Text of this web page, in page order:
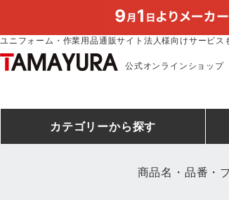
ユニフォーム・作業用品通販サイト法人様向けサービス
公式オンラインショップ
カテゴリーから探す
商品名・品番・